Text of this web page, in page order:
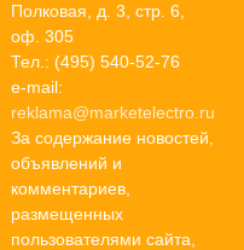
Полковая, д. 3, стр. 6,
оф. 305
Тел.: (495) 540-52-76
e-mail:
reklama@marketelectro.ru
За содержание новостей,
объявлений и
комментариев,
размещенных
пользователями сайта,